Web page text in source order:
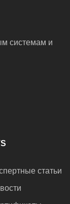
системам и
статьи